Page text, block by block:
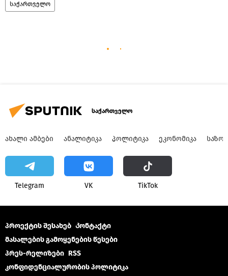
საქართველო
საქართველო
ᲐᲮᲐᲚᲘ ᲐᲛᲑᲔᲑᲘ ᲐᲜᲐᲚᲘᲢᲘᲙᲐ ᲞᲝᲚᲘᲢᲘᲙᲐ ᲔᲙᲝᲜᲝᲛᲘᲙᲐ
Telegram VK ТikТоk
პროექტის შესახებ Კონტაქტი
მასალების გამოყენების წესები
პრეს-რელიზები RSS
კონფიდენციალურობის პოლიტიკა